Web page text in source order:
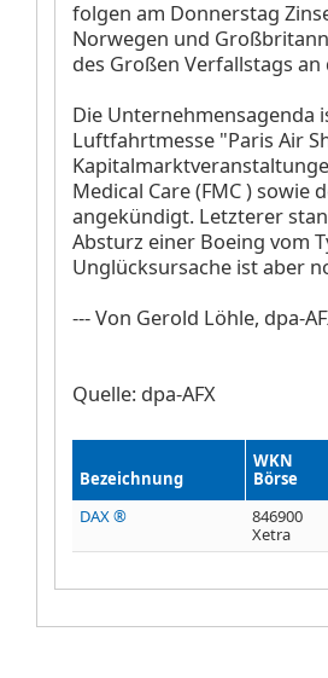
folgen am Donnerstag
Norwegen und
des Großen Verfallstags
Die Unternehmensagenda
Luftfahrtmesse "Paris Air
Medical Care (FMC)sowie
angekündigt. Letzterer
Absturz einer Boeing vom
Unglücksursache ist aber
--- Von Gerold Löhle, dpa-
Quelle: dpa-AFX
Bezeichnung
WKN
Börse
DAX ®
846900
Xetra